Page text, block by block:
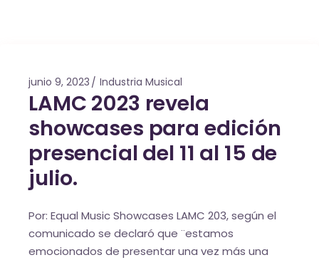
junio 9, 2023 Industria Musical
LAMC 2023 revela
showcases para edición
presencial del 11 al 15 de
julio.
Por: Equal Music Showcases LAMC 203, según el
comunicado se declaró que ¨estamos
emocionados de presentar una vez más una